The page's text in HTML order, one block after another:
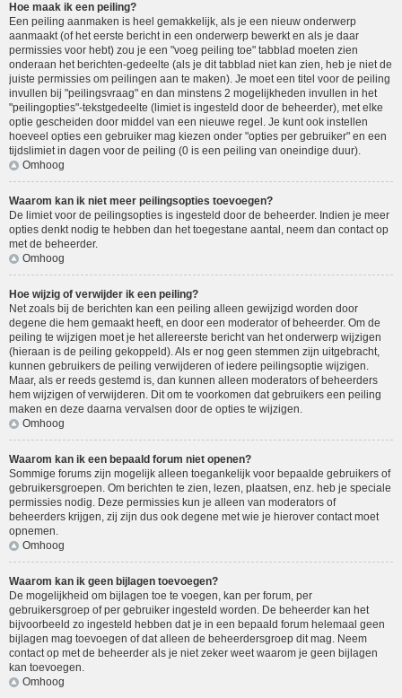
Hoe maak ik een peiling?
Een peiling aanmaken is heel gemakkelijk, als je een nieuw onderwerp
aanmaakt (of het eerste bericht in een onderwerp bewerkt en als je daar
permissies voor hebt) zou je een "voeg peiling toe" tabblad moeten zien
onderaan het berichten-gedeelte (als je dit tabblad niet kan zien, heb je niet de
juiste permissies om peilingen aan te maken). Je moet een titel voor de peiling
invullen bij "peilingsvraag" en dan minstens 2 mogelijkheden invullen in het
"peilingopties"-tekstgedeelte (limiet is ingesteld door de beheerder), met elke
optie gescheiden door middel van een nieuwe regel. Je kunt ook instellen
hoeveel opties een gebruiker mag kiezen onder "opties per gebruiker" en een
tijdslimiet in dagen voor de peiling (0 is een peiling van oneindige duur).
Omhoog
Waarom kan ik niet meer peilingsopties toevoegen?
De limiet voor de peilingsopties is ingesteld door de beheerder. Indien je meer
opties denkt nodig te hebben dan het toegestane aantal, neem dan contact op
met de beheerder.
Omhoog
Hoe wijzig of verwijder ik een peiling?
Net zoals bij de berichten kan een peiling alleen gewijzigd worden door
degene die hem gemaakt heeft, en door een moderator of beheerder. Om de
peiling te wijzigen moet je het allereerste bericht van het onderwerp wijzigen
(hieraan is de peiling gekoppeld). Als er nog geen stemmen zijn uitgebracht,
kunnen gebruikers de peiling verwijderen of iedere peilingsoptie wijzigen.
Maar, als er reeds gestemd is, dan kunnen alleen moderators of beheerders
hem wijzigen of verwijderen. Dit om te voorkomen dat gebruikers een peiling
maken en deze daarna vervalsen door de opties te wijzigen.
Omhoog
Waarom kan ik een bepaald forum niet openen?
Sommige forums zijn mogelijk alleen toegankelijk voor bepaalde gebruikers of
gebruikersgroepen. Om berichten te zien, lezen, plaatsen, enz. heb je speciale
permissies nodig. Deze permissies kun je alleen van moderators of
beheerders krijgen, zij zijn dus ook degene met wie je hierover contact moet
opnemen.
Omhoog
Waarom kan ik geen bijlagen toevoegen?
De mogelijkheid om bijlagen toe te voegen, kan per forum, per
gebruikersgroep of per gebruiker ingesteld worden. De beheerder kan het
bijvoorbeeld zo ingesteld hebben dat je in een bepaald forum helemaal geen
bijlagen mag toevoegen of dat alleen de beheerdersgroep dit mag. Neem
contact op met de beheerder als je niet zeker weet waarom je geen bijlagen
kan toevoegen.
Omhoog